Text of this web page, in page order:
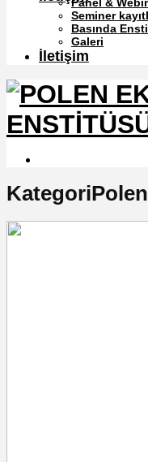
Seminer
Basında
Galeri
İletişim